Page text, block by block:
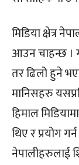
मिडिया क्षेत्र
आउन चाहन्छ ।
तर ढिलो हुने
मानिसहरु
हिमाल
थिए र प्रयोग
नेपालीहरुलाई